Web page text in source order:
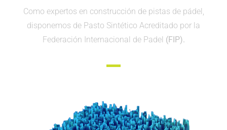
Como expertos en construcción de pistas de pádel,
disponemos de Pasto Sintético Acreditado por la
Federación Internacional de Padel (FIP).